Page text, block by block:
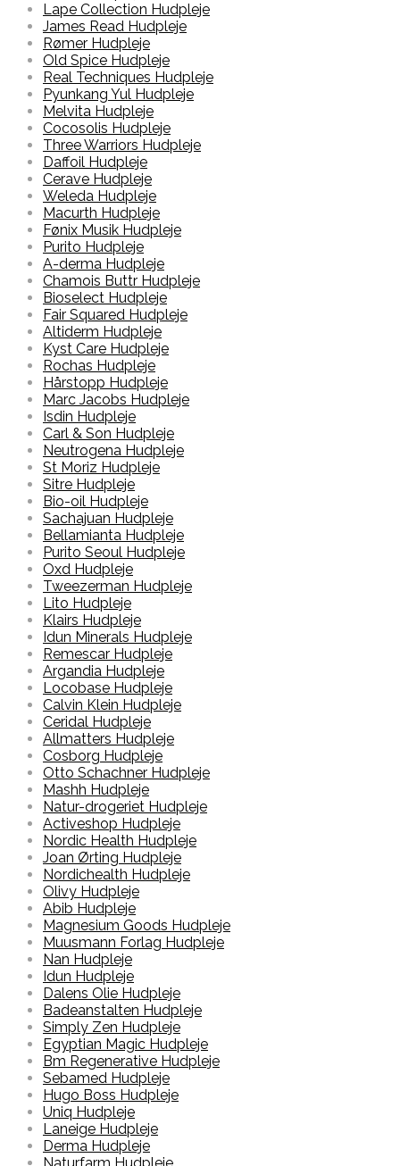
Lape Collection Hudpleje
James Read Hudpleje
Rømer Hudpleje
Old Spice Hudpleje
Real Techniques Hudpleje
Pyunkang Yul Hudpleje
Melvita Hudpleje
Cocosolis Hudpleje
Three Warriors Hudpleje
Daffoil Hudpleje
Cerave Hudpleje
Weleda Hudpleje
Macurth Hudpleje
Fønix Musik Hudpleje
Purito Hudpleje
A-derma Hudpleje
Chamois Buttr Hudpleje
Bioselect Hudpleje
Fair Squared Hudpleje
Altiderm Hudpleje
Kyst Care Hudpleje
Rochas Hudpleje
Hårstopp Hudpleje
Marc Jacobs Hudpleje
Isdin Hudpleje
Carl & Son Hudpleje
Neutrogena Hudpleje
St Moriz Hudpleje
Sitre Hudpleje
Bio-oil Hudpleje
Sachajuan Hudpleje
Bellamianta Hudpleje
Purito Seoul Hudpleje
Oxd Hudpleje
Tweezerman Hudpleje
Lito Hudpleje
Klairs Hudpleje
Idun Minerals Hudpleje
Remescar Hudpleje
Argandia Hudpleje
Locobase Hudpleje
Calvin Klein Hudpleje
Ceridal Hudpleje
Allmatters Hudpleje
Cosborg Hudpleje
Otto Schachner Hudpleje
Mashh Hudpleje
Natur-drogeriet Hudpleje
Activeshop Hudpleje
Nordic Health Hudpleje
Joan Ørting Hudpleje
Nordichealth Hudpleje
Olivy Hudpleje
Abib Hudpleje
Magnesium Goods Hudpleje
Muusmann Forlag Hudpleje
Nan Hudpleje
Idun Hudpleje
Dalens Olie Hudpleje
Badeanstalten Hudpleje
Simply Zen Hudpleje
Egyptian Magic Hudpleje
Bm Regenerative Hudpleje
Sebamed Hudpleje
Hugo Boss Hudpleje
Uniq Hudpleje
Laneige Hudpleje
Derma Hudpleje